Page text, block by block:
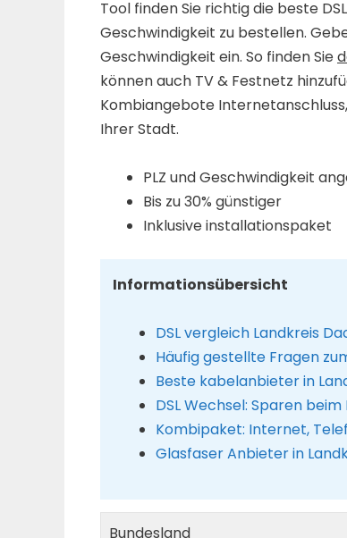
Tool finden Sie richtig die beste
Geschwindigkeit zu bestellen.
Geschwindigkeit ein. So finden Sie
können auch TV & Festnetz
Kombiangebote
Ihrer Stadt.
PLZ und Geschwindigkeit
Bis zu 30% günstiger
Inklusive installationspaket
Informationsübersicht
DSL vergleich Landkreis
Häufig gestellte Fragen
Beste kabelanbieter in
DSL Wechsel: Sparen
Kombipaket: Internet,
Glasfaser Anbieter in
Bundesland